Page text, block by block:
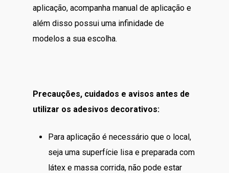
aplicação, acompanha manual de aplicação e
além disso possui uma infinidade de
modelos a sua escolha.
Precauções, cuidados e avisos antes de
utilizar os adesivos decorativos:
Para aplicação é necessário que o local,
seja uma superfície lisa e preparada com
látex e massa corrida, não pode estar